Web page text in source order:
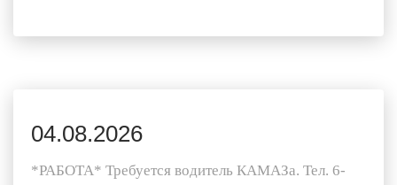
04.08.2026
*РАБОТА* Требуется водитель КАМАЗа. Тел. 6-